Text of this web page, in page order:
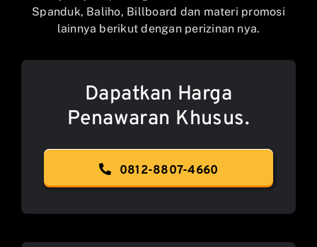
Spanduk, Baliho, Billboard dan materi promosi
lainnya berikut dengan perizinan nya.
Dapatkan Harga
Penawaran Khusus.
0812-8807-4660